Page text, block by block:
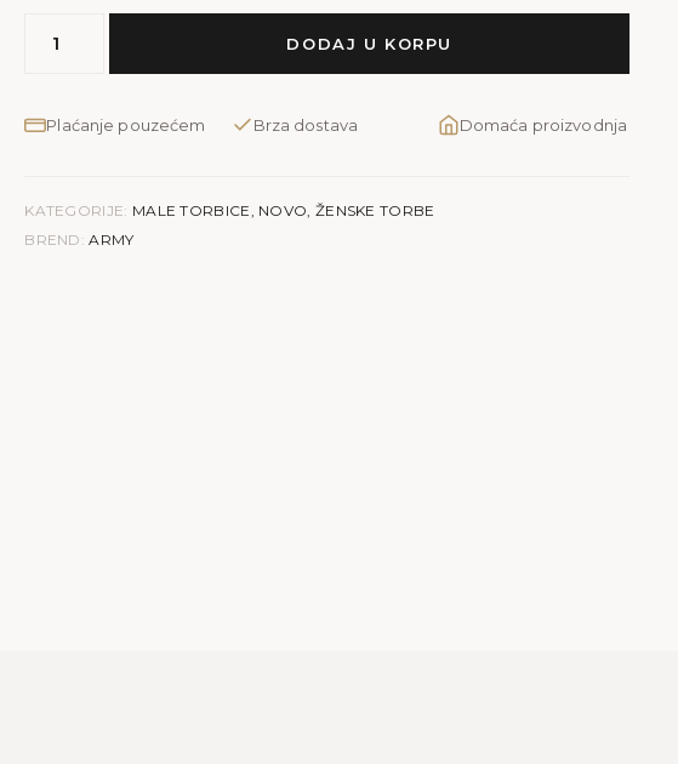
ARMY
bež
DODAJ U KORPU
Plaćanje pouzećem Brza dostava Domaća proizvodnja
KATEGORIJE: MALE TORBICE, NOVO, ŽENSKE TORBE
BREND: ARMY